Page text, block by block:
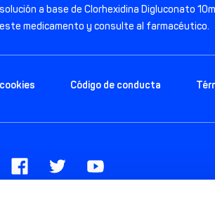
a base de Clorhexidina Digluconato
medicamento y consulte al farmacéutico.
Código de conducta